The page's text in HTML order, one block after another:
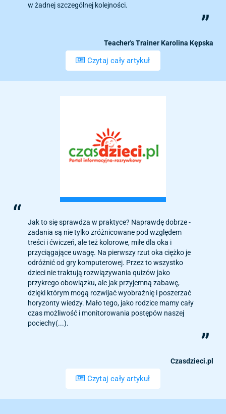
w żadnej szczególnej kolejności.
Teacher's Trainer Karolina Kępska
Czytaj cały artykuł
Jak to się sprawdza w praktyce? Naprawdę dobrze -
zadania są nie tylko zróżnicowane pod względem
treści i ćwiczeń, ale też kolorowe, miłe dla oka i
przyciągające uwagę. Na pierwszy rzut oka ciężko je
odróżnić od gry komputerowej. Przez to wszystko
dzieci nie traktują rozwiązywania quizów jako
przykrego obowiązku, ale jak przyjemną zabawę,
dzięki którym mogą rozwijać wyobraźnię i poszerzać
horyzonty wiedzy. Mało tego, jako rodzice mamy cały
czas możliwość i monitorowania postępów naszej
pociechy(...).
Czasdzieci.pl
Czytaj cały artykuł